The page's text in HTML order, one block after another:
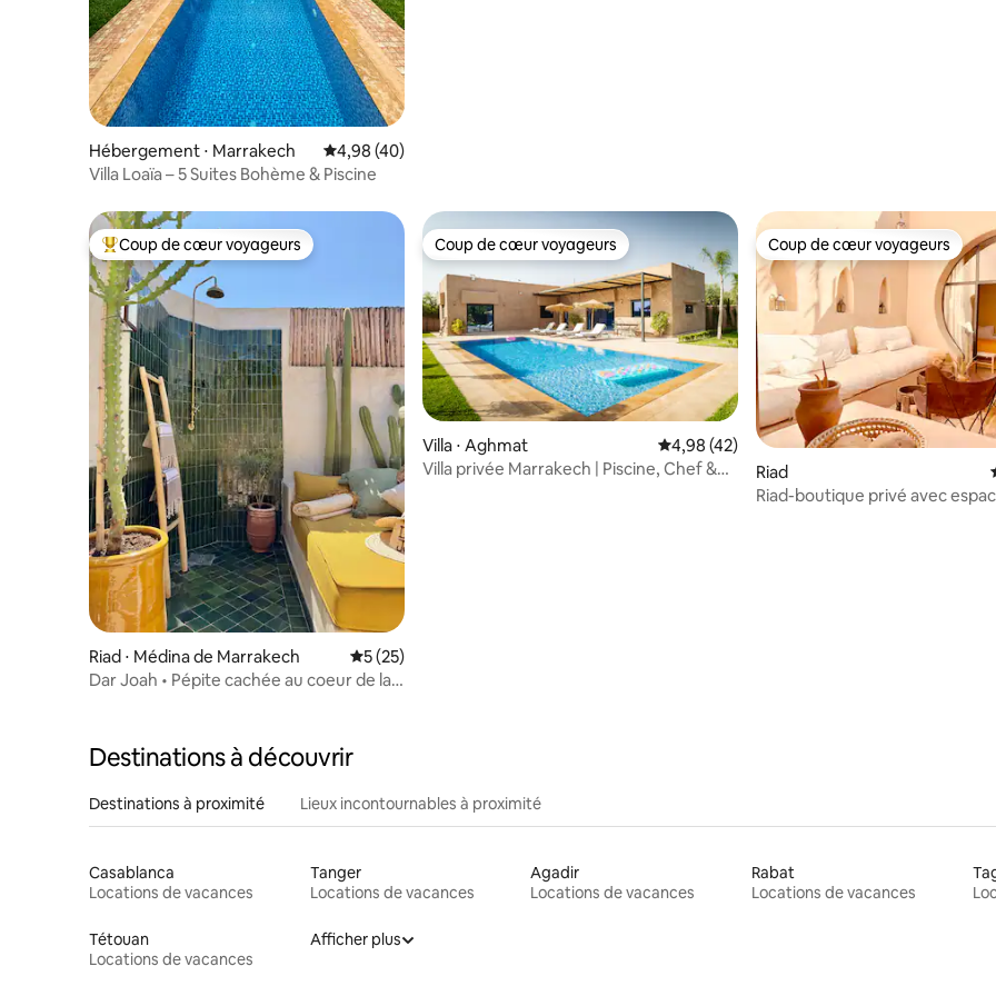
Hébergement ⋅ Marrakech Évaluation moyenne sur la base de 40 commentaires : 4,98 sur 5
4,98 (40)
Villa Loaïa – 5 Suites Bohème & Piscine
Coups de cœur voyageurs les plus appréciés
Coup de cœur voyageurs
Riad ⋅ Médina de Marrakech Évaluation moyenne sur la base de 25 commentaires : 5 sur 5
5 (25)
Dar Joah • Pépite cachée au coeur de la
Coup de cœur voyageurs
Coup de cœur voyageurs
Villa ⋅ Aghmat Évaluation moyenne sur la base de 42
4,98 (42)
Villa privée Marrakech | Piscine, Chef &
Coup de cœur voyageurs
Coup de cœur voyageurs
Riad
Riad-boutique privé avec
Destinations à découvrir
Destinations à proximité Lieux incontournables à proximité
Casablanca
Locations de vacances
Tanger
Locations de vacances
Agadir
Locations de vacances
Rabat
Locations de vacances
Tétouan
Locations de vacances
Afficher plus